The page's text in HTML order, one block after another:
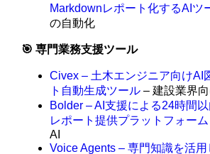
Markdownレポート化するAIツ
の自動化
🎯 専門業務支援ツール
Civex – 土木エンジニア向けAI
ト自動生成ツール – 建設業界向
Bolder – AI支援による24時間
レポート提供プラットフォーム
AI
Voice Agents – 専門知識を活